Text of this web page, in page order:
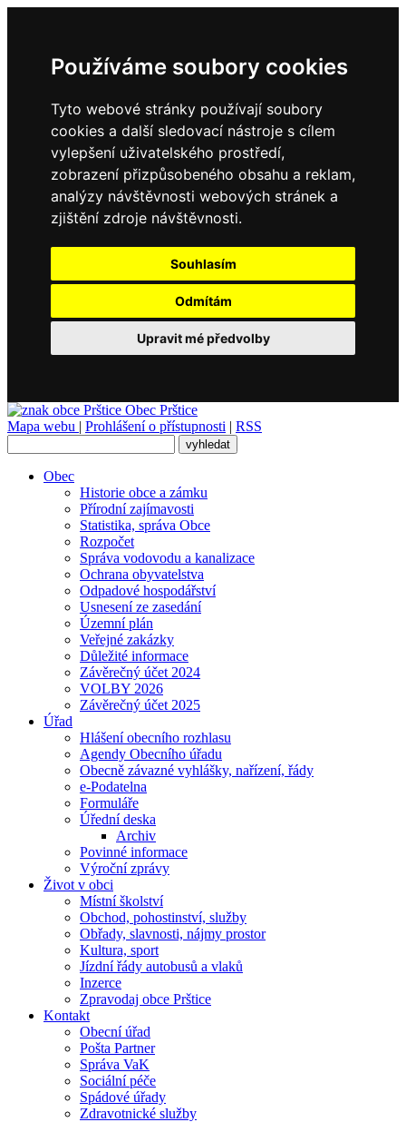
Používáme soubory cookies
Tyto webové stránky používají soubory
cookies a další sledovací nástroje s cílem
vylepšení uživatelského prostředí,
zobrazení přizpůsobeného obsahu a reklam,
analýzy návštěvnosti webových stránek a
zjištění zdroje návštěvnosti.
Souhlasím
Odmítám
Upravit mé předvolby
Obec Prštice
Mapa webu | Prohlášení o přístupnosti | RSS
Obec
Historie obce a zámku
Přírodní zajímavosti
Statistika, správa Obce
Rozpočet
Správa vodovodu a kanalizace
Ochrana obyvatelstva
Odpadové hospodářství
Usnesení ze zasedání
Územní plán
Veřejné zakázky
Důležité informace
Závěrečný účet 2024
VOLBY 2026
Závěrečný účet 2025
Úřad
Hlášení obecního rozhlasu
Agendy Obecního úřadu
Obecně závazné vyhlášky, nařízení, řády
e-Podatelna
Formuláře
Úřední deska
Archiv
Povinné informace
Výroční zprávy
Život v obci
Místní školství
Obchod, pohostinství, služby
Obřady, slavnosti, nájmy prostor
Kultura, sport
Jízdní řády autobusů a vlaků
Inzerce
Zpravodaj obce Prštice
Kontakt
Obecní úřad
Pošta Partner
Správa VaK
Sociální péče
Spádové úřady
Zdravotnické služby